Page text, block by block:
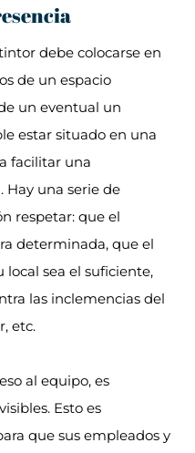
debe colocarse en
de un espacio
un eventual un
estar situado en una
facilitar una
Hay una serie de
respetar: que el
determinada, que el
sea el suficiente,
las inclemencias del
etc.
al equipo, es
Esto es
que sus empleados y